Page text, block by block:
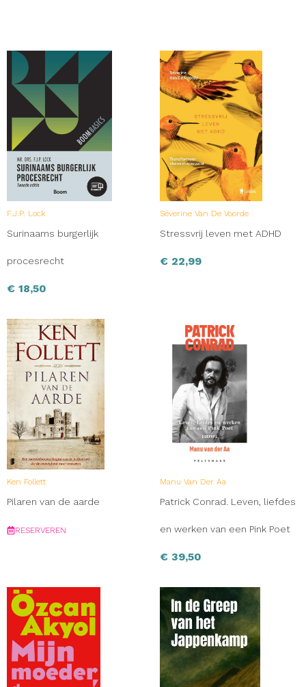
F.J.P. Lock
Surinaams burgerlijk
procesrecht
€ 18,50
Séverine Van De Voorde
Stressvrij leven met ADHD
€ 22,99
Ken Follett
Pilaren van de aarde
RESERVEREN
Manu Van Der Aa
Patrick Conrad. Leven, liefdes
en werken van een Pink Poet
€ 39,50